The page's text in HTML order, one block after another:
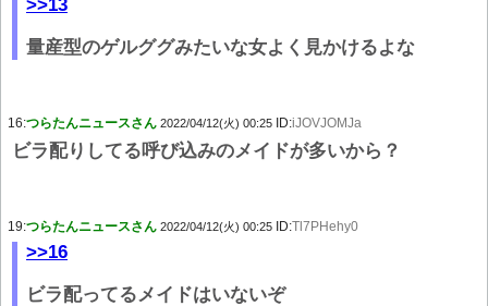
>>13
量産型のゲルググみたいな女よく見かけるよな
16:つらたんニュースさん 2022/04/12(火) 00:25 ID:iJOVJOMJa
ビラ配りしてる呼び込みのメイドが多いから？
19:つらたんニュースさん 2022/04/12(火) 00:25 ID:Tl7PHehy0
>>16
ビラ配ってるメイドはいないぞ